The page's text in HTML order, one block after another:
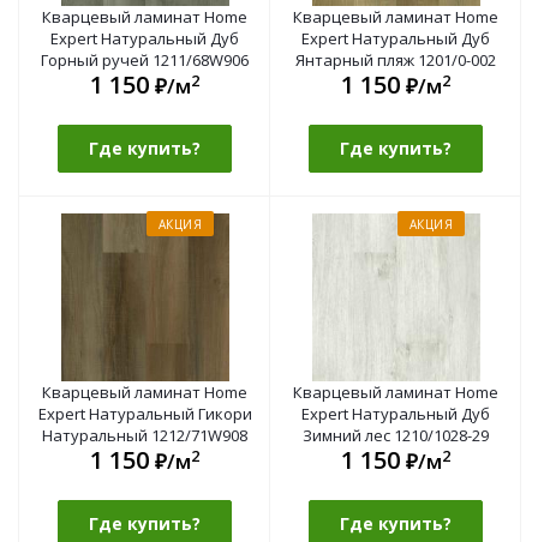
Кварцевый ламинат Home
Expert Натуральный Дуб
Горный ручей 1211/68W906
1 150 ₽/м2
Где купить?
Кварцевый ламинат Home
Expert Натуральный Дуб
Янтарный пляж 1201/0-002
1 150 ₽/м2
Где купить?
АКЦИЯ
Кварцевый ламинат Home
Expert Натуральный Гикори
Натуральный 1212/71W908
1 150 ₽/м2
Где купить?
АКЦИЯ
Кварцевый ламинат Home
Expert Натуральный Дуб
Зимний лес 1210/1028-29
1 150 ₽/м2
Где купить?